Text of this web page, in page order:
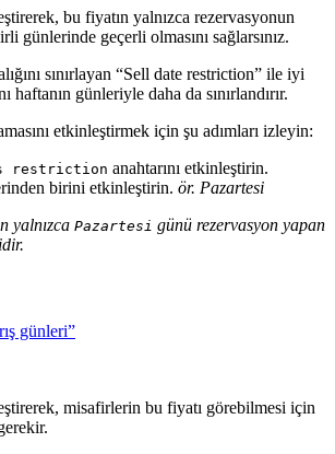
bu fiyatın yalnızca rezervasyonun
günlerinde geçerli olmasını sağlarsınız.
sınırlayan “Sell date restriction” ile iyi
haftanın günleriyle daha da sınırlandırır.
etkinleştirmek için şu adımları izleyin:
restriction anahtarını etkinleştirin.
birini etkinleştirin. ör. Pazartesi
yalnızca Pazartesi günü rezervasyon yapan
günleri”
misafirlerin bu fiyatı görebilmesi için